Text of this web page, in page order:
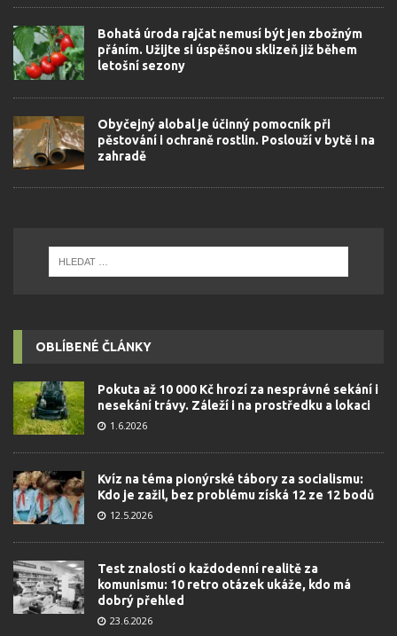
Bohatá úroda rajčat nemusí být jen zbožným
přáním. Užijte si úspěšnou sklizeň již během
letošní sezony
Obyčejný alobal je účinný pomocník při
pěstování i ochraně rostlin. Poslouží v bytě i na
zahradě
OBLÍBENÉ ČLÁNKY
Pokuta až 10 000 Kč hrozí za nesprávné sekání i
nesekání trávy. Záleží i na prostředku a lokaci
1.6.2026
Kvíz na téma pionýrské tábory za socialismu:
Kdo je zažil, bez problému získá 12 ze 12 bodů
12.5.2026
Test znalostí o každodenní realitě za
komunismu: 10 retro otázek ukáže, kdo má
dobrý přehled
23.6.2026